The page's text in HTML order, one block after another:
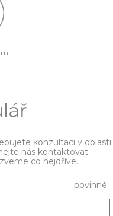
konzultaci v oblasti
nás kontaktovat –
co nejdříve.
povinné